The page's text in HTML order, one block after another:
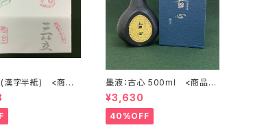
墨液：古心 500ml <商品番
号1108>
¥3,630
40%OFF